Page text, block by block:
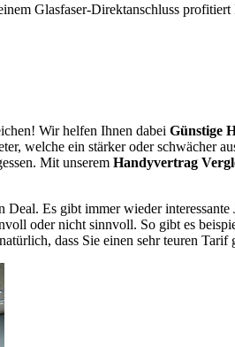
Glasfaser-Direktanschluss
Wir helfen Ihnen dabei Günstige
welche ein stärker oder schwächer
Mit unserem Handyvertrag
Es gibt immer wieder
oder nicht sinnvoll. So gibt es
dass Sie einen sehr teuren